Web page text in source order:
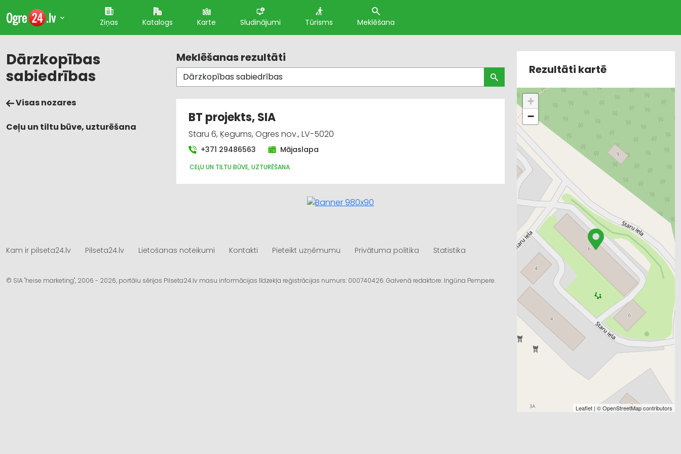
Ziņas Katalogs Karte Sludinājumi Tūrisms Meklēšana
Dārzkopības
sabiedrības
Visas nozares
Ceļu un tiltu būve, uzturēšana
Meklēšanas rezultāti
BT projekts, SIA
Staru 6, Ķegums, Ogres nov., LV-5020
+371 29486563 Mājaslapa
CEĻU UN TILTU BŪVE, UZTURĒŠANA
Rezultāti kartē
+
−
Leaflet | ©OpenStreetMapcontributors
Kam ir pilseta24.lv Pilseta24.lv Lietošanas noteikumi Kontakti Pieteikt uzņēmumu Privātuma politika Statistika
© SIA "heise marketing", 2006 - 2026, portālu sērijas Pilseta24.lv masu informācijas līdzekļa reģistrācijas numurs: 000740426. Galvenā redaktore: Ingūna Pempere.